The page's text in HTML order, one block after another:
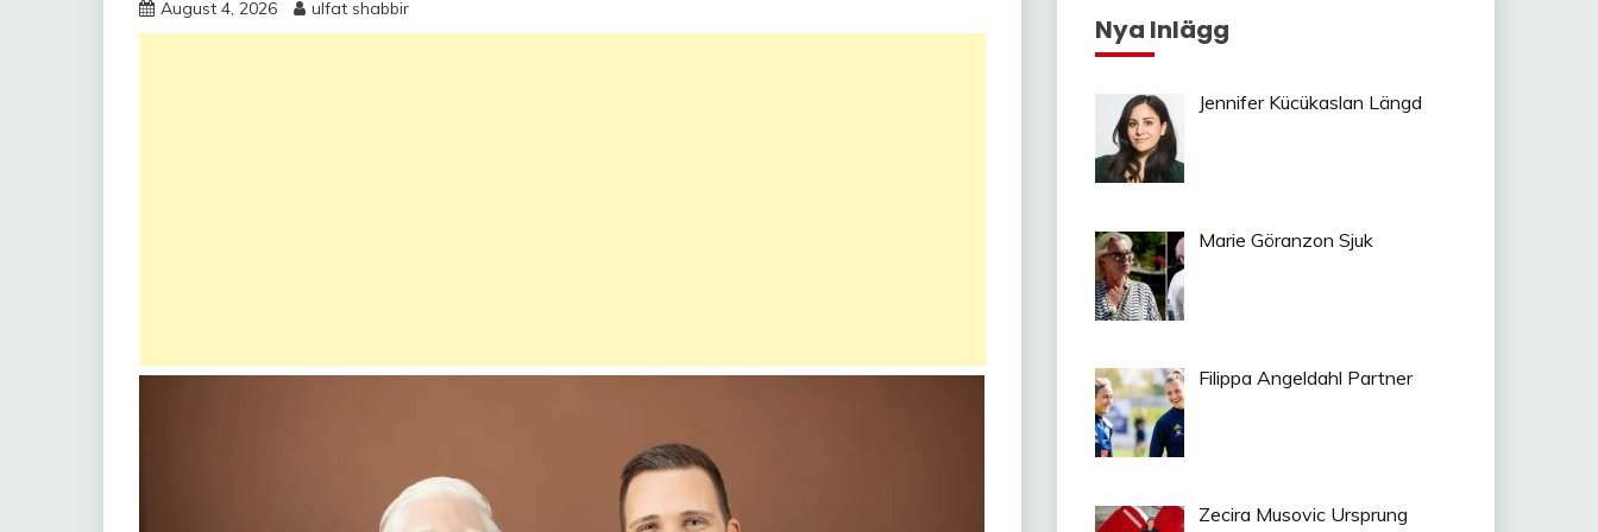
August 4, 2026 ulfat shabbir
Nya Inlägg
Jennifer Kücükaslan Längd
Marie Göranzon Sjuk
Filippa Angeldahl Partner
Zecira Musovic Ursprung